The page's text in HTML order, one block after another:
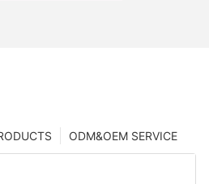
ODM&OEM SERVICE